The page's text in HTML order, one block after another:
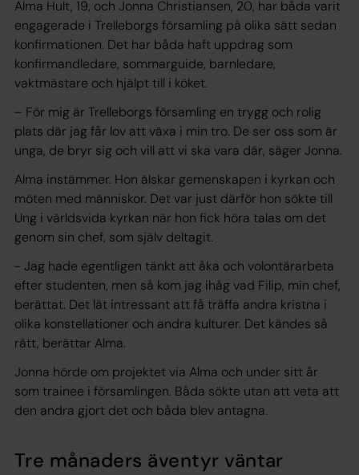
Alma Hult, 19, och Jonna Christiansen, 20, har båda varit
engagerade i Trelleborgs församling på olika sätt sedan
konfirmationen. Det har båda haft uppdrag som
konfirmandledare, sommarguide, barnledare,
vaktmästare och hjälpt till i köket.
– För mig är Trelleborgs församling en trygg och rolig
plats där jag får lov att växa i min tro. De ser oss som är
unga, de bryr sig och vill att vi ska vara där, säger Jonna.
Alma instämmer. Hon älskar gemenskapen i kyrkan och
möten med människor. Det var just därför hon sökte till
Ung i världsvida kyrkan när hon fick höra talas om det
genom sin chef, som själv deltagit.
- Jag hade egentligen tänkt att åka och volontärarbeta
efter studenten, men så kom jag ihåg vad Filip, min chef,
berättat. Det lät intressant att få träffa andra kristna i
olika konstellationer och andra kulturer. Det kändes så
rätt, berättar Alma.
Jonna hörde om projektet via Alma och under sitt år
som trainee i församlingen. Båda sökte utan att veta att
den andra gjort det och båda blev antagna.
Tre månaders äventyr väntar